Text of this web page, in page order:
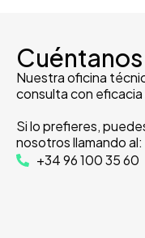
Nuestra oficina
consulta con
Si lo prefieres,
nosotros llamando al:
+34 96 100 35 60